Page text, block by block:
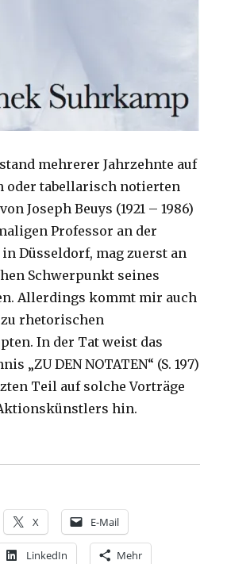
mehrerer Jahrzehnte auf
oder tabellarisch notierten
Joseph Beuys (1921 – 1986)
Professor an der
Düsseldorf, mag zuerst an
Schwerpunkt seines
Allerdings kommt mir auch
rhetorischen
In der Tat weist das
„ZU DEN NOTATEN“ (S. 197)
Teil auf solche Vorträge
hin.
Rezension von
X E-Mail
LinkedIn Mehr